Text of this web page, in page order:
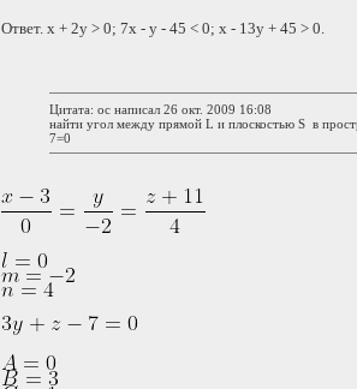
Ответ. x + 2y > 0; 7x - y - 45 < 0; x - 13y + 45 > 0.
Цитата: oc написал 26 окт. 2009 16:08
найти угол между прямой L и плоскостью S в
7=0